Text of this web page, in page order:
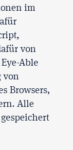
im
von
Able
von
Browsers,
Alle